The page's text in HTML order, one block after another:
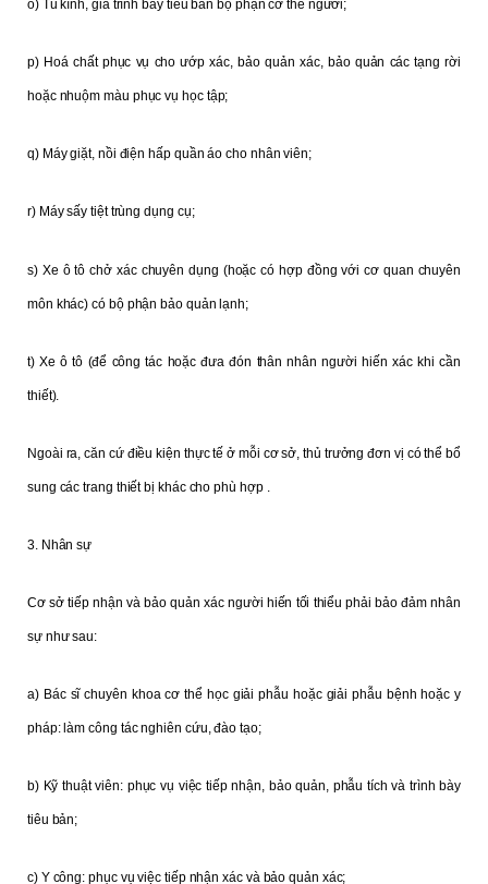
o) Tủ kính, giá trình bày tiêu bản bộ phận cơ thể người;
p) Hoá chất phục vụ cho ướp xác, bảo quản xác, bảo quản các tạng rời
hoặc nhuộm màu phục vụ học tập;
q) Máy giặt, nồi điện hấp quần áo cho nhân viên;
r) Máy sấy tiệt trùng dụng cụ;
s) Xe ô tô chở xác chuyên dụng (hoặc có hợp đồng với cơ quan chuyên
môn khác) có bộ phận bảo quản lạnh;
t) Xe ô tô (để công tác hoặc đưa đón thân nhân người hiến xác khi cần
thiết).
Ngoài ra, căn cứ điều kiện thực tế ở mỗi cơ sở, thủ trưởng đơn vị có thể bổ
sung các trang thiết bị khác cho phù hợp .
3. Nhân sự
Cơ sở tiếp nhận và bảo quản xác người hiến tối thiểu phải bảo đảm nhân
sự như sau:
a) Bác sĩ chuyên khoa cơ thể học giải phẫu hoặc giải phẫu bệnh hoặc y
pháp: làm công tác nghiên cứu, đào tạo;
b) Kỹ thuật viên: phục vụ việc tiếp nhận, bảo quản, phẫu tích và trình bày
tiêu bản;
c) Y công: phục vụ việc tiếp nhận xác và bảo quản xác;